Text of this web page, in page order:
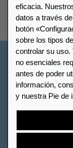
Encuentre su
eficacia.
datos a través
botón
sobre los tipos
controlar su uso.
no esenciales
antes de poder
información,
y nuestra Pie de